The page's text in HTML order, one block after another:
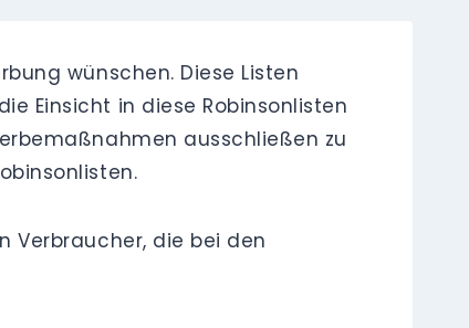
wünschen. Diese Listen
Einsicht in diese Robinsonlisten
ausschließen zu
Verbraucher, die bei den